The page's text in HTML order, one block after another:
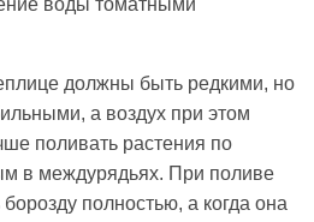
воды томатными
должны быть редкими, но
а воздух при этом
поливать растения по
в междурядьях. При поливе
полностью, а когда она